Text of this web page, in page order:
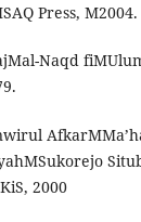
Press, M2004.
Naqd
2000